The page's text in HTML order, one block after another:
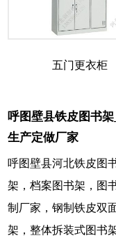
五门更衣柜
呼图壁县铁皮图书
生产定做厂家
呼图壁县河北铁皮图
架，档案图书架，图
制厂家，钢制铁皮双
架，整体拆装式图书